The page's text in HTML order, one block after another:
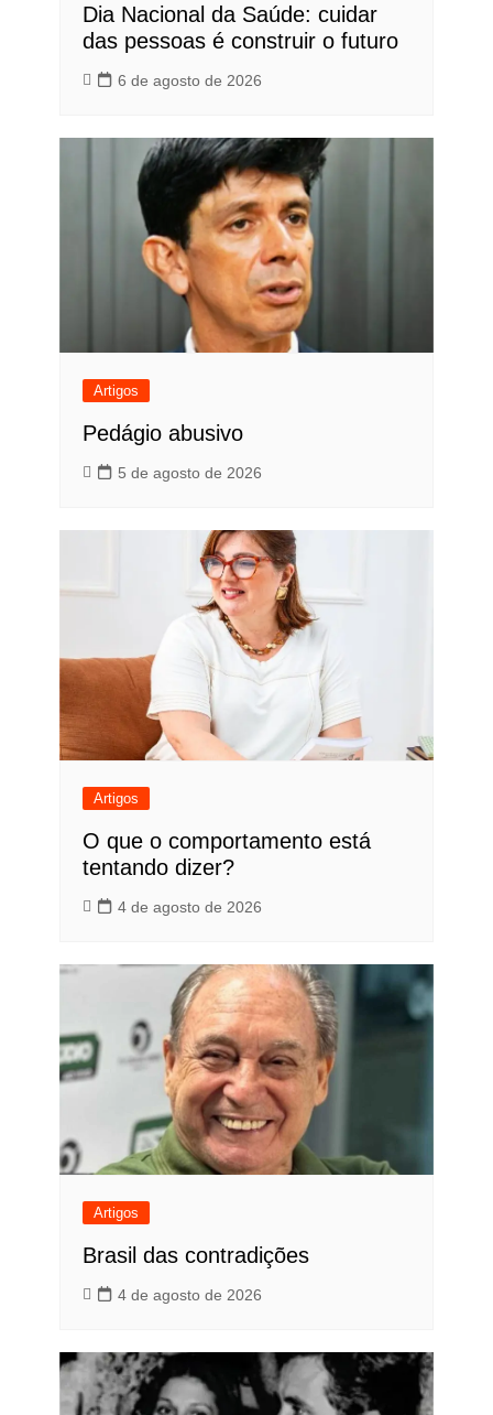
Dia Nacional da Saúde: cuidar
das pessoas é construir o futuro
6 de agosto de 2026
Artigos
Pedágio abusivo
5 de agosto de 2026
Artigos
O que o comportamento está
tentando dizer?
4 de agosto de 2026
Artigos
Brasil das contradições
4 de agosto de 2026